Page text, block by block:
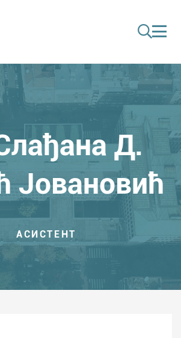
Д.
Јовановић
АСИСТЕНТ